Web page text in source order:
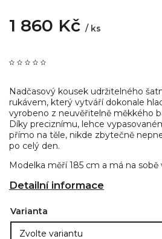
1 860 Kč / ks
Nadčasový kousek udržitelného
rukávem, který vytváří dokonale
vyrobeno z neuvěřitelně měkkého
Díky preciznímu, lehce
přímo na těle, nikde zbytečně
po celý den.
Modelka měří 185 cm a má na sobě
Detailní informace
Varianta